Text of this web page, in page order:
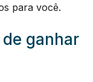
para você.
ganhar